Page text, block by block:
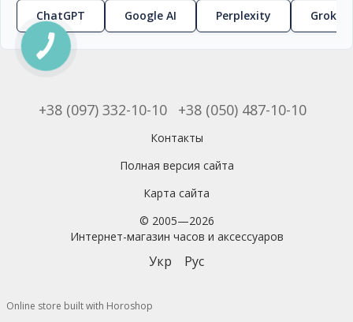
ChatGPT Google AI Perplexity Grok
+38 (097) 332-10-10 +38 (050) 487-10-10
Контакты
Полная версия сайта
Карта сайта
© 2005—2026
Интернет-магазин часов и аксессуаров
Укр Рус
Online store built with Horoshop